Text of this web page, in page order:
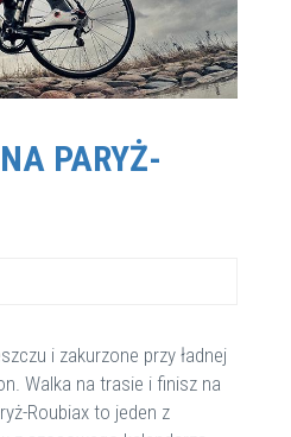
PARYŻ-
i zakurzone przy ładnej
Walka na trasie i finisz na
Roubiax to jeden z